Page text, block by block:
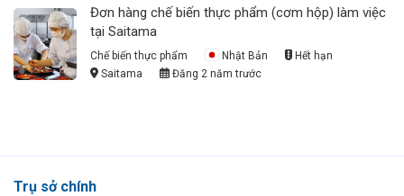
Đơn hàng chế biến thực phẩm (cơm hộp) làm việc
tại Saitama
Chế biến thực phẩm Nhật Bản
Hết hạn
Saitama
Đăng 2 năm trước
Trụ sở chính